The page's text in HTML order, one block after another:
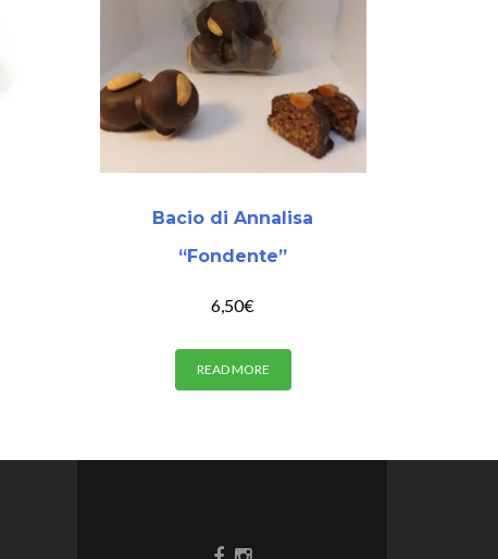
Bacio di Annalisa
“Fondente”
6,50€
READ MORE